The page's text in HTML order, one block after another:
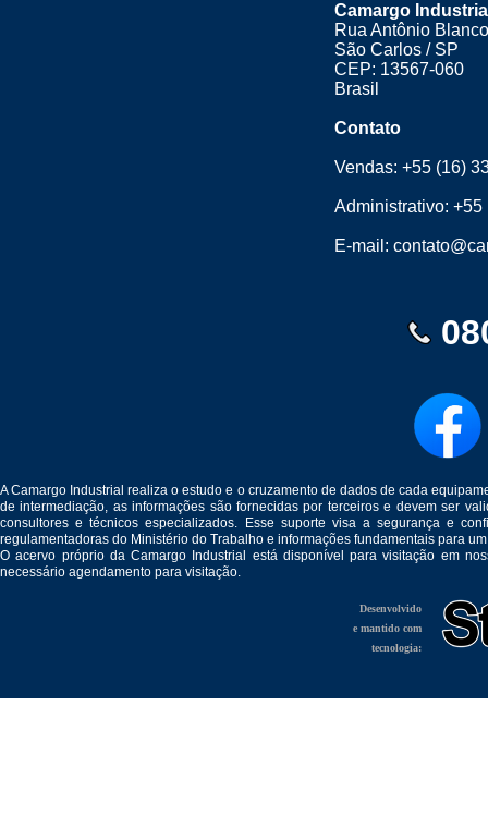
Camargo
Rua Antônio
São Carlos / SP
CEP: 13567-060
Brasil
Contato
Vendas:+55 (16)
Administrativo:+55
E-mail:
A Camargo Industrial realiza o estudo e o cruzamento de dados de cada
de intermediação, as informações são fornecidas por terceiros e devem ser
consultores e técnicos especializados. Esse suporte visa a segurança e
regulamentadoras do Ministério do Trabalho e informações fundamentais para
O acervo próprio da Camargo Industrial está disponível para visitação em
necessário agendamento para visitação.
Desenvolvido
e mantido com
tecnologia: